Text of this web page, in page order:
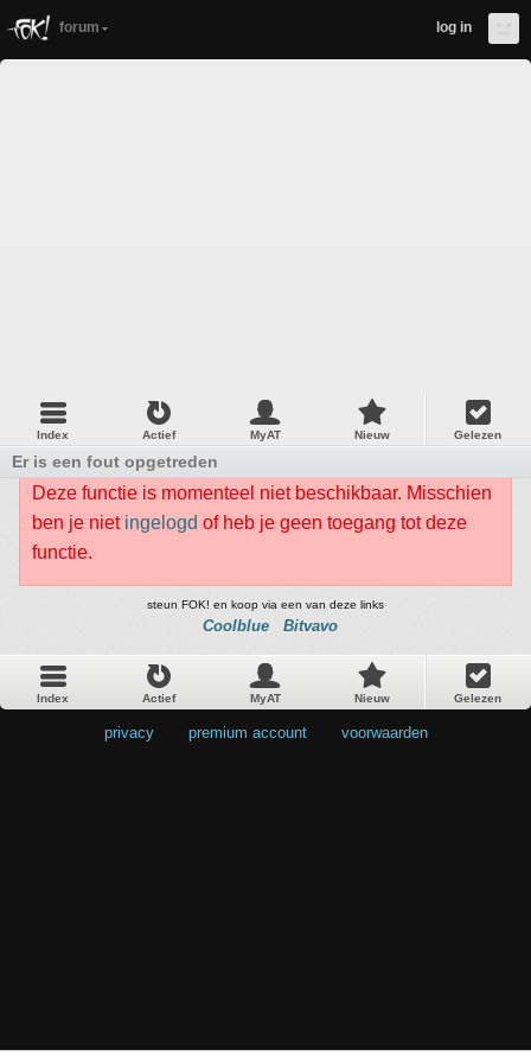
forum log in
Index Actief MyAT Nieuw Gelezen
Er is een fout opgetreden
Deze functie is momenteel niet beschikbaar. Misschien
ben je niet ingelogd of heb je geen toegang tot deze
functie.
steun FOK! en koop via een van deze links
Coolblue Bitvavo
Index Actief MyAT Nieuw Gelezen
privacy premium account voorwaarden